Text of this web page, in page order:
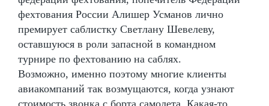
фехтования России Алишер Усманов лично
премирует саблистку Светлану Шевелеву,
оставшуюся в роли запасной в командном
турнире по фехтованию на саблях.
Возможно, именно поэтому многие клиенты
авиакомпаний так возмущаются, когда узнают
стоимость звонка с борта самолета. Какая-то